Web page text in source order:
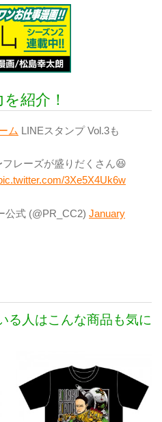
紹介！
ム LINEスタンプ Vol.3も
レーズが盛りだくさん😆
3Xe5X4Uk6w
式 (@PR_CC2) January
る人はこんな商品も気に